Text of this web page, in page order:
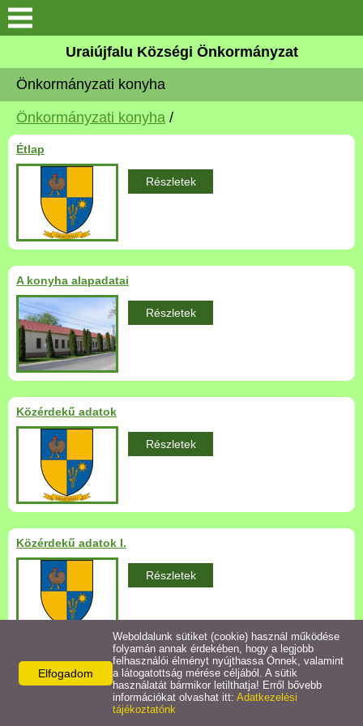
Köszöntő
Elérhetőségek
Uraiújfalu
Önkormányzat
Közös Önkormányzati
Hivatal
Választási információk
Versenyképes Járások
Program
Települési Arculati
Kézikönyv
Hírek
Bezerédj Amália Óvoda
Önkormányzati konyha
Egyéb intézmények
Egyéb szolgáltatások
Egészségügyi ellátás
Uraiújfalu Sportegyesület
Uraiújfalu Községi Önkormányzat
Önkormányzati konyha
Önkormányzati konyha /
Étlap
Részletek
A konyha alapadatai
Részletek
Közérdekű adatok
Részletek
Közérdekű adatok I.
Részletek
Közérdekű adatok II.
Részletek
Elfogadom
Weboldalunk sütiket (cookie) használ működése
folyamán annak érdekében, hogy a legjobb
felhasználói élményt nyújthassa Önnek, valamint
a látogatottság mérése céljából. A sütik
használatát bármikor letilthatja! Erről bővebb
információkat olvashat itt: Adatkezelési
tájékoztatónk